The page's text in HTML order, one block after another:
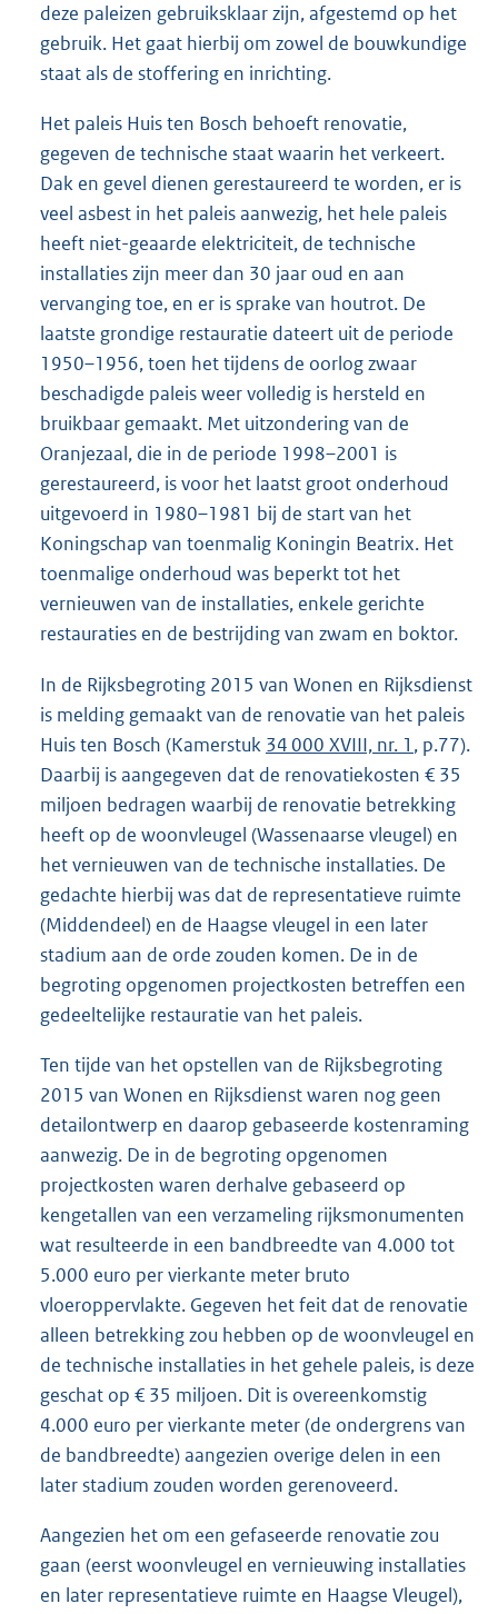
deze paleizen gebruiksklaar zijn, afgestemd op het
gebruik. Het gaat hierbij om zowel de bouwkundige
staat als de stoffering en inrichting.
Het paleis Huis ten Bosch behoeft renovatie,
gegeven de technische staat waarin het verkeert.
Dak en gevel dienen gerestaureerd te worden, er is
veel asbest in het paleis aanwezig, het hele paleis
heeft niet-geaarde elektriciteit, de technische
installaties zijn meer dan 30 jaar oud en aan
vervanging toe, en er is sprake van houtrot. De
laatste grondige restauratie dateert uit de periode
1950–1956, toen het tijdens de oorlog zwaar
beschadigde paleis weer volledig is hersteld en
bruikbaar gemaakt. Met uitzondering van de
Oranjezaal, die in de periode 1998–2001 is
gerestaureerd, is voor het laatst groot onderhoud
uitgevoerd in 1980–1981 bij de start van het
Koningschap van toenmalig Koningin Beatrix. Het
toenmalige onderhoud was beperkt tot het
vernieuwen van de installaties, enkele gerichte
restauraties en de bestrijding van zwam en boktor.
In de Rijksbegroting 2015 van Wonen en Rijksdienst
is melding gemaakt van de renovatie van het paleis
Huis ten Bosch (Kamerstuk 34 000 XVIII, nr. 1 , p.77).
Daarbij is aangegeven dat de renovatiekosten € 35
miljoen bedragen waarbij de renovatie betrekking
heeft op de woonvleugel (Wassenaarse vleugel) en
het vernieuwen van de technische installaties. De
gedachte hierbij was dat de representatieve ruimte
(Middendeel) en de Haagse vleugel in een later
stadium aan de orde zouden komen. De in de
begroting opgenomen projectkosten betreffen een
gedeeltelijke restauratie van het paleis.
Ten tijde van het opstellen van de Rijksbegroting
2015 van Wonen en Rijksdienst waren nog geen
detailontwerp en daarop gebaseerde kostenraming
aanwezig. De in de begroting opgenomen
projectkosten waren derhalve gebaseerd op
kengetallen van een verzameling rijksmonumenten
wat resulteerde in een bandbreedte van 4.000 tot
5.000 euro per vierkante meter bruto
vloeroppervlakte. Gegeven het feit dat de renovatie
alleen betrekking zou hebben op de woonvleugel en
de technische installaties in het gehele paleis, is deze
geschat op € 35 miljoen. Dit is overeenkomstig
4.000 euro per vierkante meter (de ondergrens van
de bandbreedte) aangezien overige delen in een
later stadium zouden worden gerenoveerd.
Aangezien het om een gefaseerde renovatie zou
gaan (eerst woonvleugel en vernieuwing installaties
en later representatieve ruimte en Haagse Vleugel),